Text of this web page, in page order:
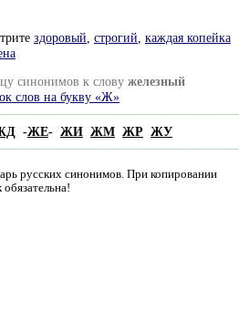
здоровый строгий каждая копейка
синонимов к слову железный
слов на букву «Ж»
-ЖЕ- ЖИ ЖМ ЖР ЖУ
русских синонимов. При копировании